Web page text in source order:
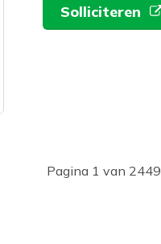
Solliciteren
Pagina 1 van 2449